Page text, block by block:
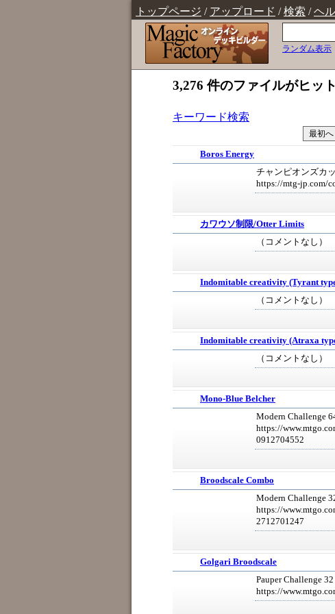
トップページ / アップロード /検索 /ヘ
ランダム表示
3,276 件のファイルがヒッ
キーワード検索
最初へ
Boros Energy
チャンピオンズカ
https://mtg-jp.com/
カワウソ制限/Otter Limits
（コメントなし）
Indomitable creativity (Tyrant
（コメントなし）
Indomitable creativity (Atraxa
（コメントなし）
Mono-Blue Belcher
Modern Challenge
https://
0912704552
Broodscale Combo
Modern Challenge
https://
2712701247
Golgari Broodscale
Pauper Challenge
https://